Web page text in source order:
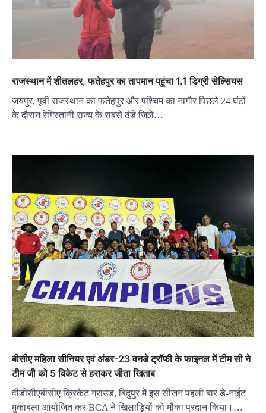
राजस्थान में शीतलहर, फतेहपुर का तापमान पहुंचा 1.1 डिग्री सेल्सियस
जयपुर, पूर्वी राजस्थान का फतेहपुर और पश्चिम का नागौर पिछले 24 घंटों
के दौरान रेगिस्तानी राज्य के सबसे ठंडे जिले…
बीसीए महिला सीनियर एवं अंडर-23 वनडे ट्रॉफी के फाइनल में टीम सी ने
टीम जी को 5 विकेट से हराकर जीता खिताब
वीडीसीएबीसीए क्रिकेट ग्राउंड, बिदुपुर में इस सीजन पहली बार डे-नाईट
मुकाबला आयोजित कर BCA ने खिलाड़ियों को मौका प्रदान किया।…